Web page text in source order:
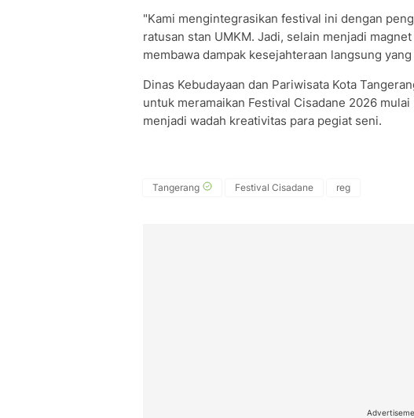
"Kami mengintegrasikan festival ini dengan
ratusan stan UMKM. Jadi, selain menjadi
membawa dampak kesejahteraan langsung
Dinas Kebudayaan dan Pariwisata Kota
untuk meramaikan Festival Cisadane 2026
menjadi wadah kreativitas para pegiat seni.
Tangerang Festival Cisadane reg